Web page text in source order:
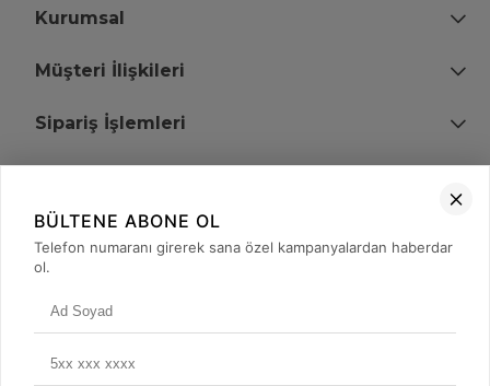
Kurumsal
Müşteri İlişkileri
Sipariş İşlemleri
+90 (850) 473 08 08
BÜLTENE ABONE OL
Telefon numaranı girerek sana özel kampanyalardan haberdar
ol.